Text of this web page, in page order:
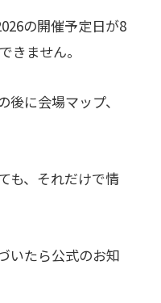
の開催予定日が8
きません。
に会場マップ、
も、それだけで情
いたら公式のお知